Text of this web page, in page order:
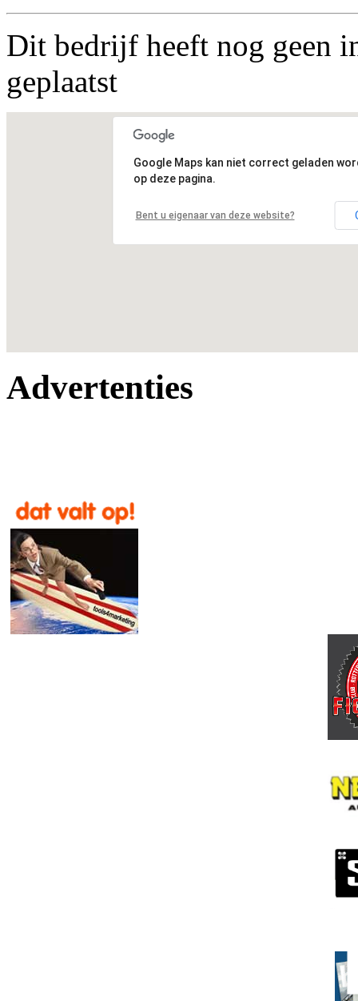
Dit bedrijf heeft nog geen
geplaatst
Google Maps kan niet correct geladen
op deze pagina.
Bent u eigenaar van deze website?
Advertenties